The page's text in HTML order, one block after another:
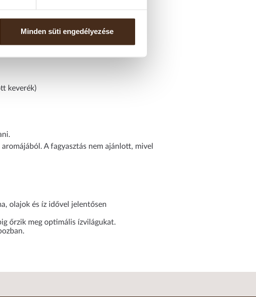
Minden süti engedélyezése
keverék)
A fagyasztás nem ajánlott, mivel
olajok és íz idővel jelentősen
őrzik meg optimális ízvilágukat.